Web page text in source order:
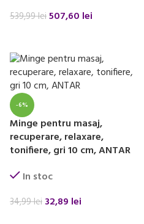
539,99lei507,60 lei
-6%
Minge pentru masaj,
recuperare, relaxare,
tonifiere, gri 10 cm, ANTAR
In stoc
34,99lei 32,89 lei